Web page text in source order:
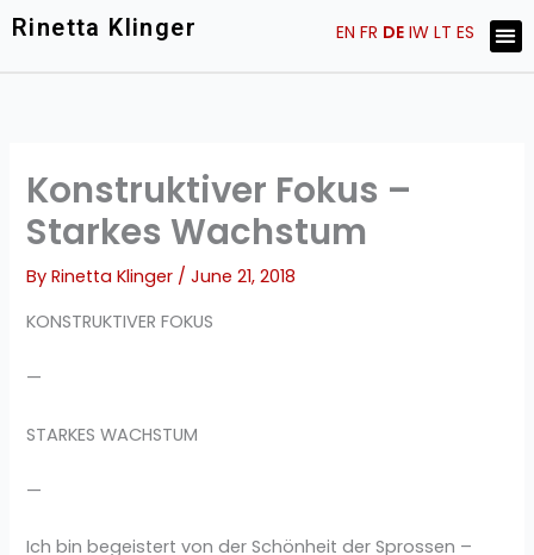
Skip
toRinetta Klinger
Konstruktiver Fokus –
Starkes Wachstum
ByRinetta Klinger /June 21, 2018
KONSTRUKTIVER FOKUS
—
STARKES WACHSTUM
—
Ich bin begeistert von der Schönheit der Sprossen –
EN FR DE IW LT ES